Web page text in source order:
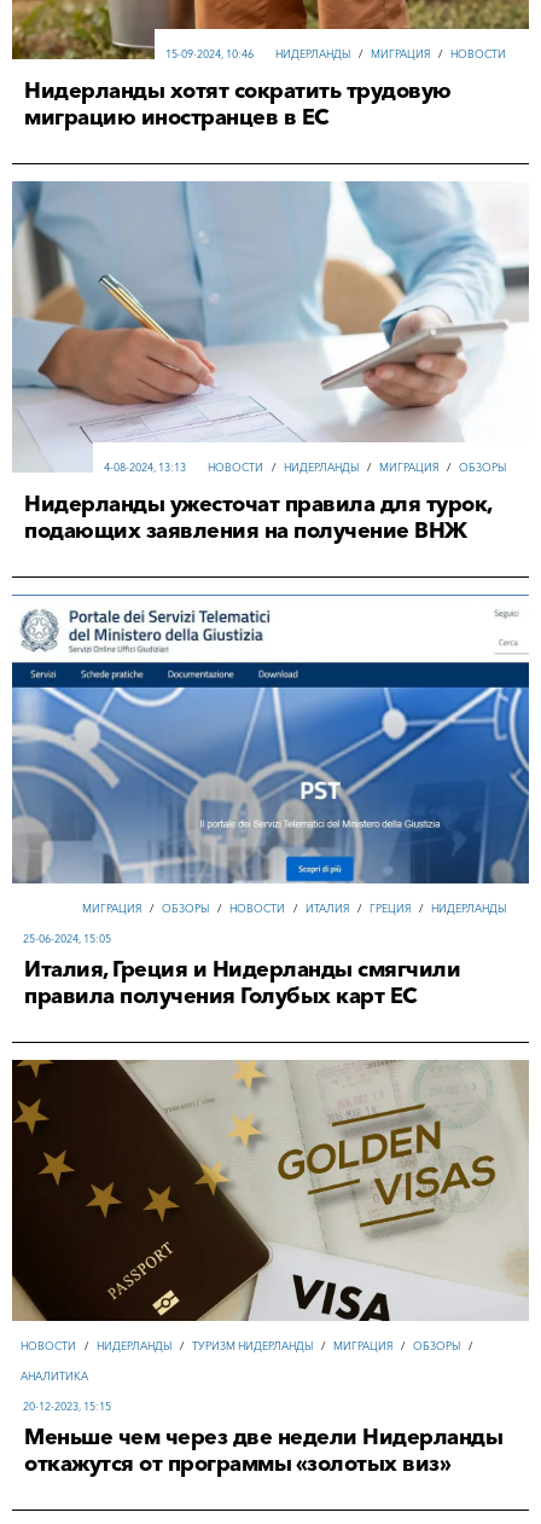
НИДЕРЛАНДЫ / МИГРАЦИЯ / НОВОСТИ
15-09-2024, 10:46
Нидерланды хотят сократить трудовую
миграцию иностранцев в ЕС
НОВОСТИ / НИДЕРЛАНДЫ / МИГРАЦИЯ / ОБЗОРЫ
4-08-2024, 13:13
Нидерланды ужесточат правила для турок,
подающих заявления на получение ВНЖ
МИГРАЦИЯ / ОБЗОРЫ / НОВОСТИ / ИТАЛИЯ / ГРЕЦИЯ / НИДЕРЛАНДЫ
25-06-2024, 15:05
Италия, Греция и Нидерланды смягчили
правила получения Голубых карт ЕС
НОВОСТИ / НИДЕРЛАНДЫ / ТУРИЗМ НИДЕРЛАНДЫ / МИГРАЦИЯ / ОБЗОРЫ /
АНАЛИТИКА
20-12-2023, 15:15
Меньше чем через две недели Нидерланды
откажутся от программы «золотых виз»